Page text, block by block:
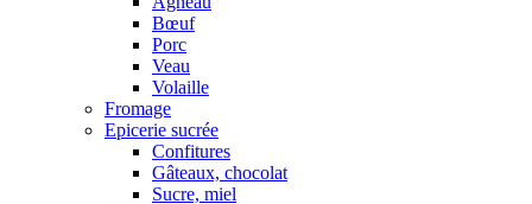
Bœuf
Porc
Veau
Volaille
Fromage
Epicerie sucrée
Confitures
Gâteaux, chocolat
Sucre, miel